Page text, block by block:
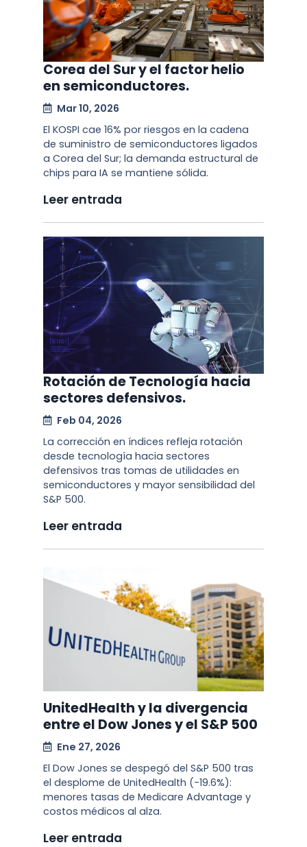
Corea del Sur y el factor helio
en semiconductores.
Mar 10, 2026
El KOSPI cae 16% por riesgos en la cadena
de suministro de semiconductores ligados
a Corea del Sur; la demanda estructural de
chips para IA se mantiene sólida.
Leer entrada
Rotación de Tecnología hacia
sectores defensivos.
Feb 04, 2026
La corrección en índices refleja rotación
desde tecnología hacia sectores
defensivos tras tomas de utilidades en
semiconductores y mayor sensibilidad del
S&P 500.
Leer entrada
UnitedHealth y la divergencia
entre el Dow Jones y el S&P 500
Ene 27, 2026
El Dow Jones se despegó del S&P 500 tras
el desplome de UnitedHealth (-19.6%):
menores tasas de Medicare Advantage y
costos médicos al alza.
Leer entrada